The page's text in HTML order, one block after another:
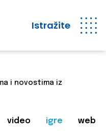
Istražite
i novostima iz
video igre web